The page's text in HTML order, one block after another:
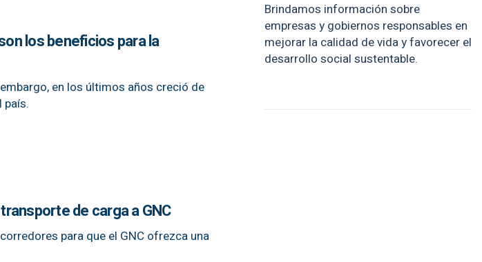
los beneficios para la
en los últimos años creció de
país.
de carga a GNC
para que el GNC ofrezca una
Brindamos información sobre
empresas y gobiernos responsables en
mejorar la calidad de vida y favorecer el
desarrollo social sustentable.